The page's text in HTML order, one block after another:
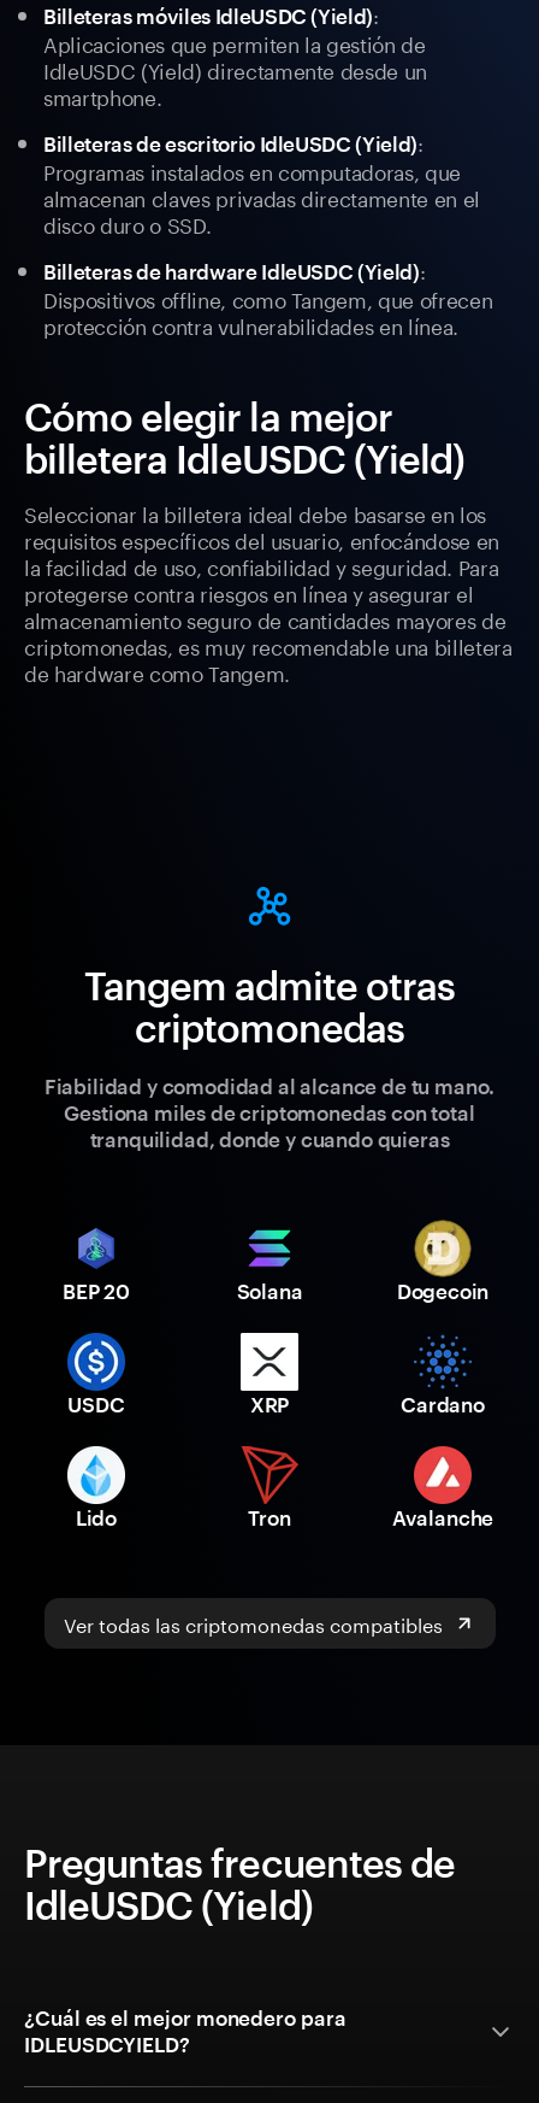
Billeteras móviles IdleUSDC (Yield):
Aplicaciones que permiten la gestión de
IdleUSDC (Yield) directamente desde un
smartphone.
Billeteras de escritorio IdleUSDC (Yield):
Programas instalados en computadoras, que
almacenan claves privadas directamente en el
disco duro o SSD.
Billeteras de hardware IdleUSDC (Yield):
Dispositivos offline, como Tangem, que ofrecen
protección contra vulnerabilidades en línea.
Cómo elegir la mejor
billetera IdleUSDC (Yield)
Seleccionar la billetera ideal debe basarse en los
requisitos específicos del usuario, enfocándose en
la facilidad de uso, confiabilidad y seguridad. Para
protegerse contra riesgos en línea y asegurar el
almacenamiento seguro de cantidades mayores de
criptomonedas, es muy recomendable una billetera
de hardware como Tangem.
Tangem admite otras
criptomonedas
Fiabilidad y comodidad al alcance de tu mano.
Gestiona miles de criptomonedas con total
tranquilidad, donde y cuando quieras
BEP 20 Solana Dogecoin
USDC XRP Cardano
Lido Tron Avalanche
Ver todas las criptomonedas compatibles
Preguntas frecuentes de
IdleUSDC (Yield)
¿Cuál es el mejor monedero para
IDLEUSDCYIELD?